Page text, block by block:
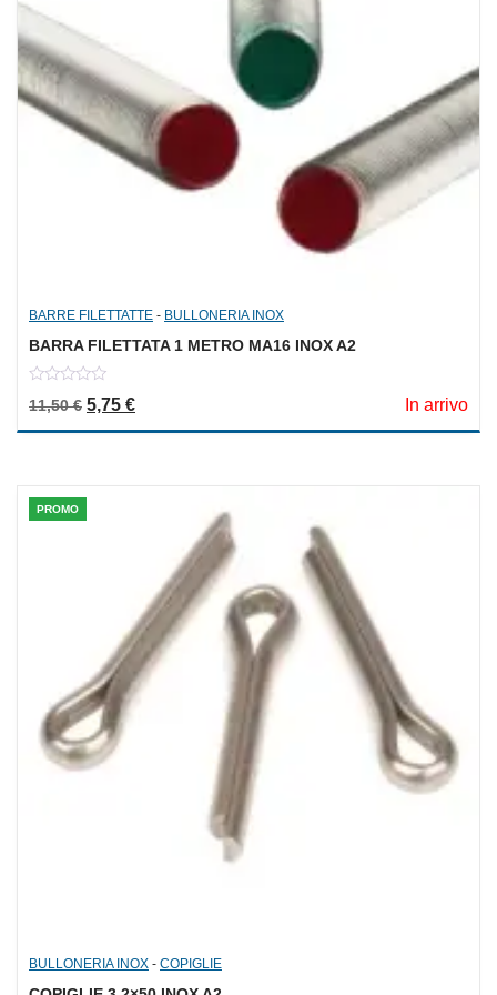
BARRE FILETTATTE - BULLONERIA INOX
BARRA FILETTATA 1 METRO MA16 INOX A2
out
5
11,50€ Il prezzo originale era: 11,50 €.
5,75 €Il prezzo attuale è: 5,75 €. In arrivo
PROMO
BULLONERIA INOX - COPIGLIE